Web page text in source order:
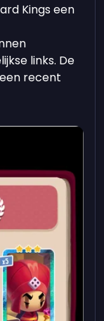
Kings een
links. De
recent